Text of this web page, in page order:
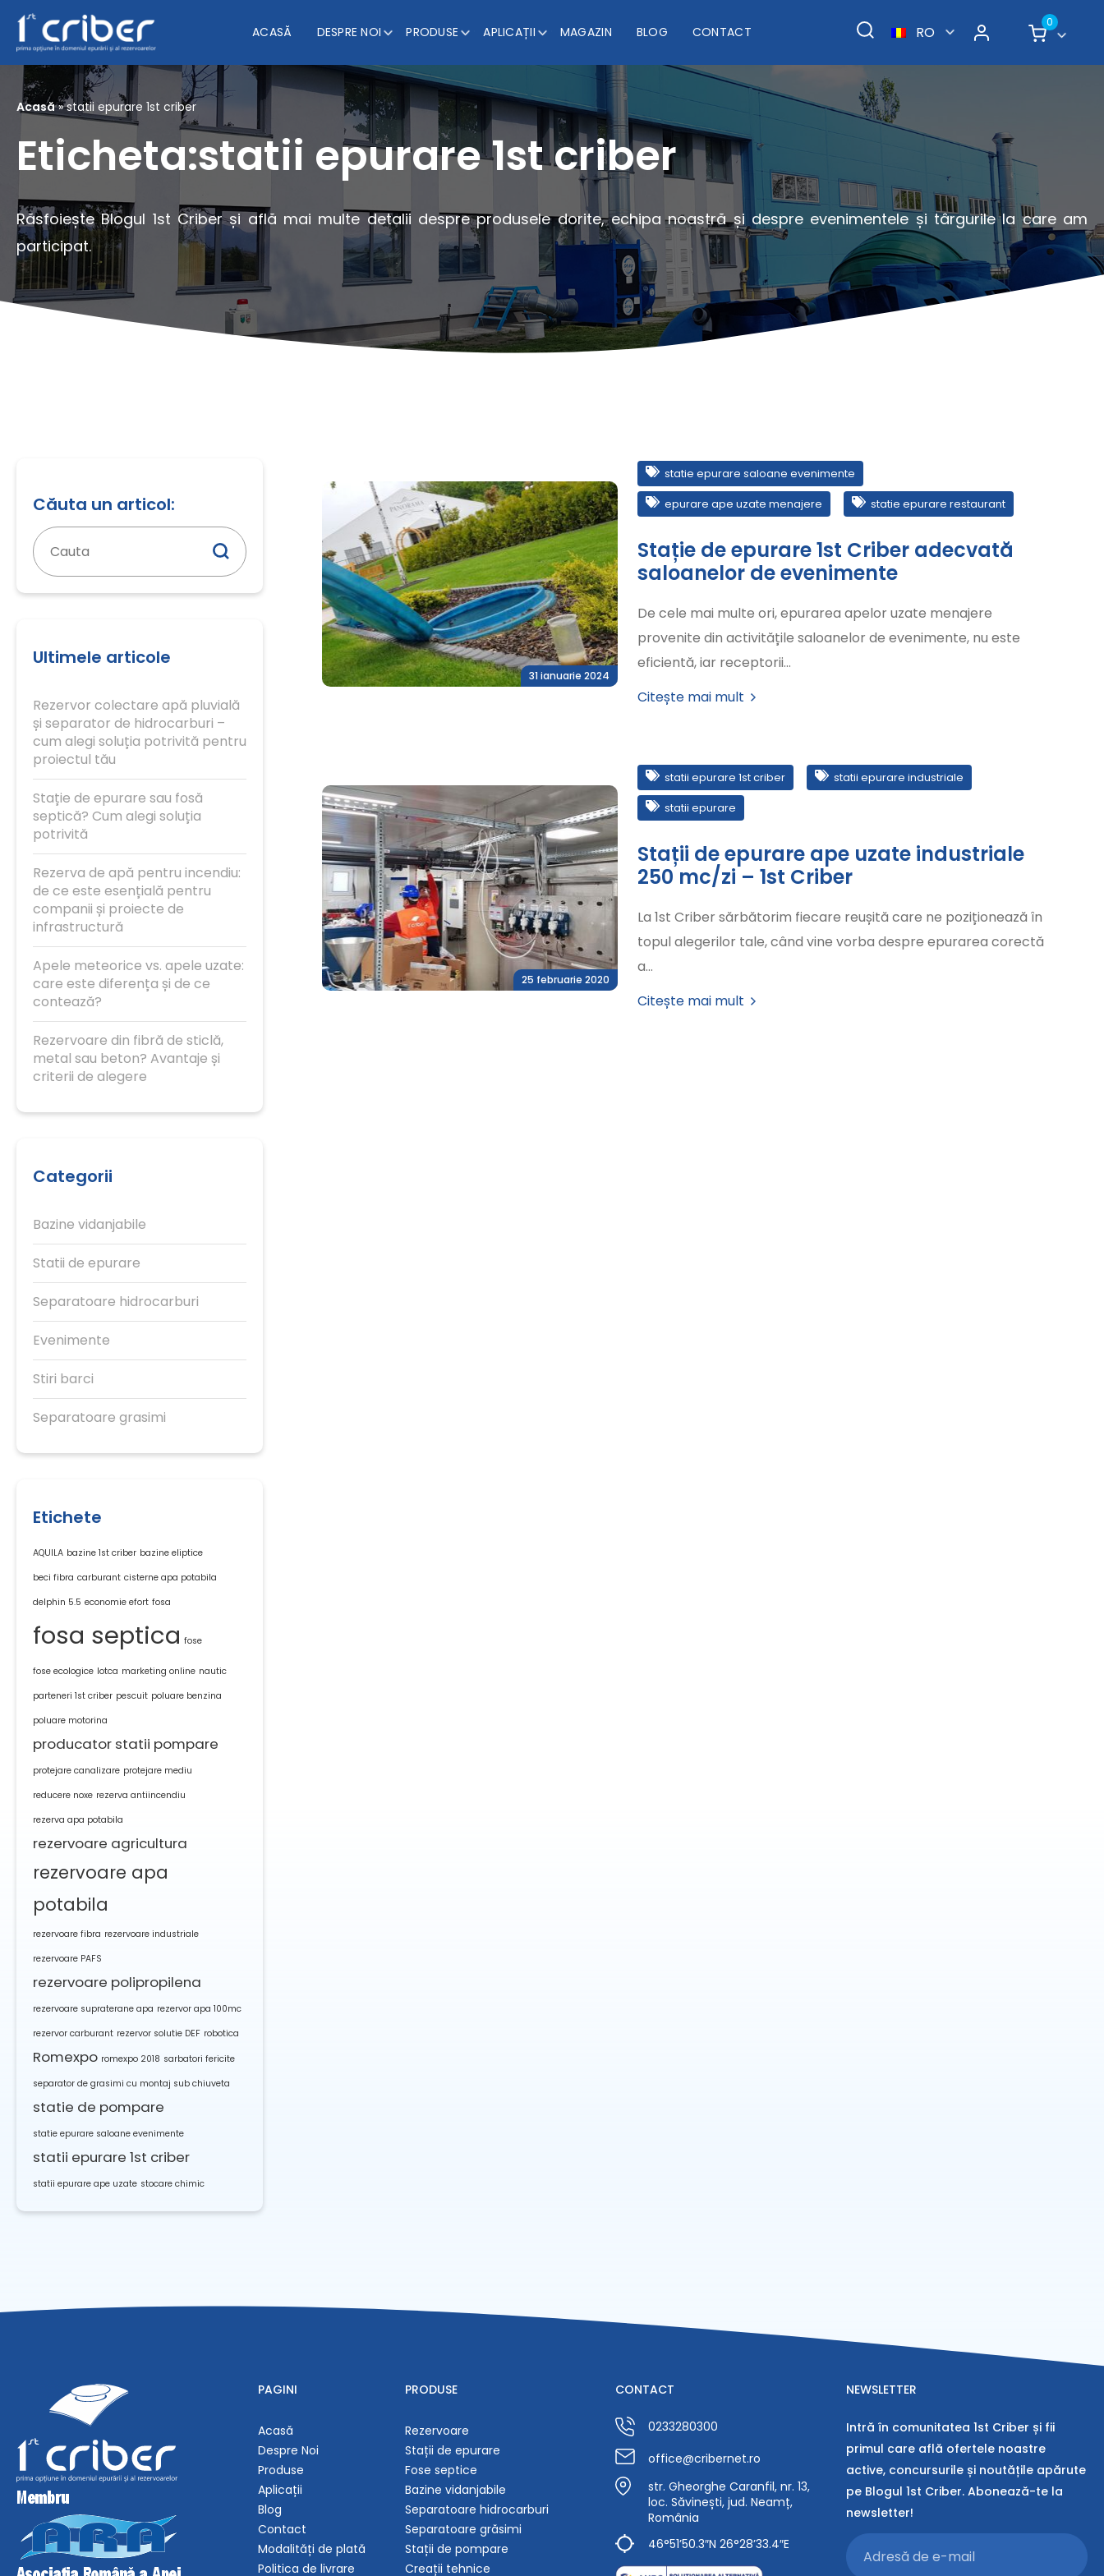
ACASĂ DESPRE NOI PRODUSE APLICAȚII MAGAZIN BLOG CONTACT RO
0
Acasă»statii epurare 1st criber
Eticheta:statii epurare 1st criber
Răsfoiește Blogul 1st Criber și află mai multe detalii despre produsele dorite, echipa noastră și despre evenimentele și târgurile la care am
participat.
Căuta un articol:
Caută
după:
Ultimele articole
Rezervor colectare apă pluvială
și separator de hidrocarburi –
cum alegi soluția potrivită pentru
proiectul tău
Stație de epurare sau fosă
septică? Cum alegi soluția
potrivită
Rezerva de apă pentru incendiu:
de ce este esențială pentru
companii și proiecte de
infrastructură
Apele meteorice vs. apele uzate:
care este diferența și de ce
contează?
Rezervoare din fibră de sticlă,
metal sau beton? Avantaje și
criterii de alegere
Categorii
Bazine vidanjabile
Statii de epurare
Separatoare hidrocarburi
Evenimente
Stiri barci
Separatoare grasimi
Etichete
AQUILA bazine 1st criber bazine eliptice
beci fibra carburant cisterne apa potabila
delphin 5.5 economie efort fosa
fosa septica fose
fose ecologice lotca marketing online nautic
parteneri 1st criber pescuit poluare benzina
poluare motorina
producator statii pompare
protejare canalizare protejare mediu
reducere noxe rezerva antiincendiu
rezerva apa potabila
rezervoare agricultura
rezervoare apa
potabila
rezervoare fibra rezervoare industriale
rezervoare PAFS
rezervoare polipropilena
rezervoare supraterane apa rezervor apa 100mc
rezervor carburant rezervor solutie DEF robotica
Romexpo romexpo 2018 sarbatori fericite
separator de grasimi cu montaj sub chiuveta
statie de pompare
statie epurare saloane evenimente
statii epurare 1st criber
statii epurare ape uzate stocare chimic
31 ianuarie 2024
statie epurare saloane evenimente
epurare ape uzate menajere
statie epurare restaurant
Stație de epurare 1st Criber adecvată
saloanelor de evenimente
De cele mai multe ori, epurarea apelor uzate menajere
provenite din activitățile saloanelor de evenimente, nu este
eficientă, iar receptorii…
Citește mai mult
25 februarie 2020
statii epurare 1st criber
statii epurare industriale
statii epurare
Stații de epurare ape uzate industriale
250 mc/zi – 1st Criber
La 1st Criber sărbătorim fiecare reușită care ne poziționează în
topul alegerilor tale, când vine vorba despre epurarea corectă
a…
Citește mai mult
PAGINI
Acasă
Despre Noi
Produse
Aplicații
Blog
Contact
Modalități de plată
Politica de livrare
PRODUSE
Rezervoare
Stații de epurare
Fose septice
Bazine vidanjabile
Separatoare hidrocarburi
Separatoare grăsimi
Stații de pompare
Creații tehnice
CONTACT
0233280300
office@cribernet.ro
str. Gheorghe Caranfil, nr. 13,
loc. Săvinești, jud. Neamț,
România
46°51’50.3″N 26°28’33.4″E
NEWSLETTER
Intră în comunitatea 1st Criber și fii
primul care află ofertele noastre
active, concursurile și noutățile apărute
pe Blogul 1st Criber. Abonează-te la
newsletter!